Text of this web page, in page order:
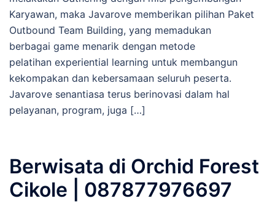
Karyawan, maka Javarove memberikan pilihan Paket
Outbound Team Building, yang memadukan
berbagai game menarik dengan metode
pelatihan experiential learning untuk membangun
kekompakan dan kebersamaan seluruh peserta.
Javarove senantiasa terus berinovasi dalam hal
pelayanan, program, juga […]
Berwisata di Orchid Forest
Cikole | 087877976697